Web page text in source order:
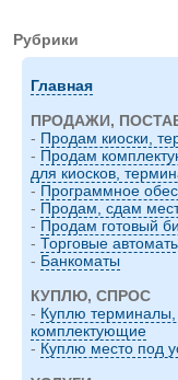
Рубрики
Главная
ПРОДАЖИ,
- Продам киоски,
- Продам
для киосков,
- Программное
- Продам, сдам
- Продам готовый
- Торговые
- Банкоматы
КУПЛЮ, СПРОС
- Куплю терминалы,
комплектующие
- Куплю место под